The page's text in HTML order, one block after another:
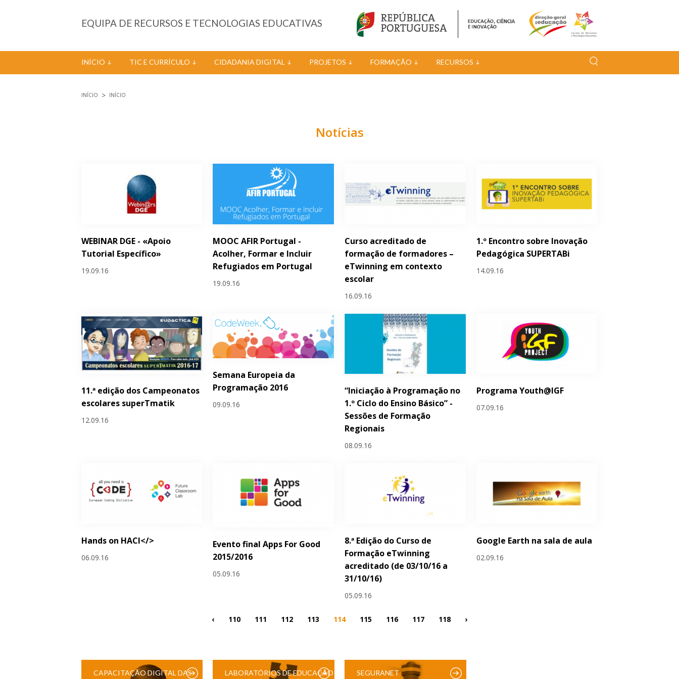
EQUIPA DE RECURSOS E TECNOLOGIAS EDUCATIVAS
INÍCIO TIC E CURRÍCULO CIDADANIA DIGITAL PROJETOS FORMAÇÃO RECURSOS
INÍCIO INÍCIO
Notícias
WEBINAR DGE - «Apoio
Tutorial Específico»
19.09.16
MOOC AFIR Portugal -
Acolher, Formar e Incluir
Refugiados em Portugal
19.09.16
Curso acreditado de
formação de formadores –
eTwinning em contexto
escolar
16.09.16
1.º Encontro sobre Inovação
Pedagógica SUPERTABi
14.09.16
11.ª edição dos Campeonatos
escolares superTmatik
12.09.16
Semana Europeia da
Programação 2016
09.09.16
“Iniciação à Programação no
1.º Ciclo do Ensino Básico” -
Sessões de Formação
Regionais
08.09.16
Programa Youth@IGF
07.09.16
Hands on HACl</>
06.09.16
Evento final Apps For Good
2015/2016
05.09.16
8.ª Edição do Curso de
Formação eTwinning
acreditado (de 03/10/16 a
31/10/16)
05.09.16
Google Earth na sala de aula
02.09.16
Páginas
‹ 110 111 112 113 114 115 116 117 118 ›
CAPACITAÇÃO DIGITAL DAS LABORATÓRIOS DE EDUCAÇÃO SEGURANET